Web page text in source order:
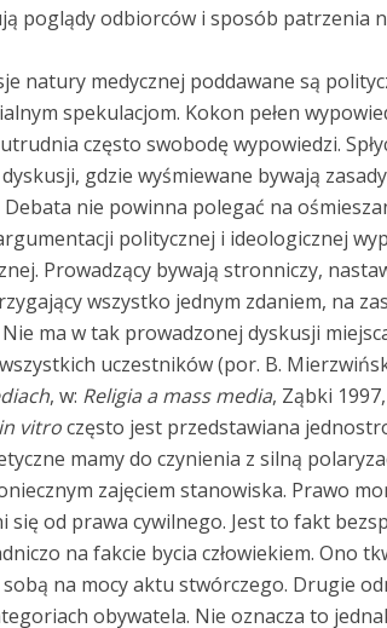
poglądy odbiorców i sposób patrzenia
natury medycznej poddawane są
spekulacjom. Kokon pełen
często swobodę wypowiedzi.
gdzie wyśmiewane bywają
Debata nie powinna polegać na
politycznej i ideologicznej
Prowadzący bywają stronniczy,
wszystko jednym zdaniem, na
ma w tak prowadzonej dyskusji
uczestników (por. B.
, w: Religia a mass media, Ząbki
in vitroczęsto jest przedstawiana
mamy do czynienia z silną
zajęciem stanowiska. Prawo
się od prawa cywilnego. Jest to fakt
na fakcie bycia człowiekiem. Ono
na mocy aktu stwórczego. Drugie
obywatela. Nie oznacza to